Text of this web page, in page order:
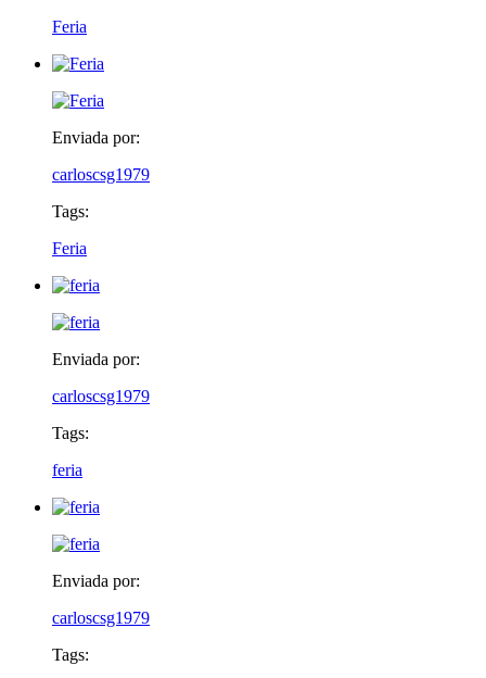
Feria
Enviada por:
carloscsg1979
Tags:
Feria
Enviada por:
carloscsg1979
Tags:
feria
Enviada por:
carloscsg1979
Tags: